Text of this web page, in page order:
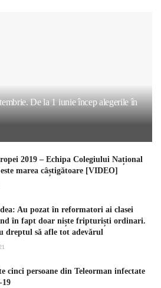
De la 1 iunie încep alegerile în
2019 – Echipa Colegiului Național
marea câștigătoare [VIDEO]
Au pozat în reformatori ai clasei
în fapt doar niște fripturiști ordinari.
dreptul să afle tot adevărul
cinci persoane din Teleorman infectate
19